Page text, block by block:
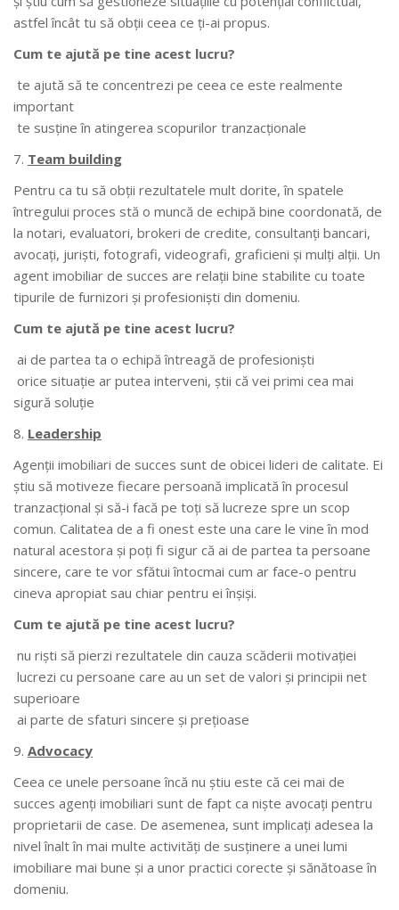
astfel încât tu să obţii ceea ce ţi-ai propus.
Cum te ajută pe tine acest lucru?
te ajută să te concentrezi pe ceea ce este realmente
important
te susţine în atingerea scopurilor tranzacţionale
Team building
Pentru ca tu să obţii rezultatele mult dorite, în spatele
întregului proces stă o muncă de echipă bine coordonată, de
la notari, evaluatori, brokeri de credite, consultanţi bancari,
avocaţi, jurişti, fotografi, videografi, graficieni şi mulţi alţii. Un
agent imobiliar de succes are relaţii bine stabilite cu toate
tipurile de furnizori şi profesionişti din domeniu.
Cum te ajută pe tine acest lucru?
ai de partea ta o echipă întreagă de profesionişti
orice situaţie ar putea interveni, ştii că vei primi cea mai
sigură soluţie
Leadership
Agenţii imobiliari de succes sunt de obicei lideri de calitate. Ei
ştiu să motiveze fiecare persoană implicată în procesul
tranzacţional şi să-i facă pe toţi să lucreze spre un scop
comun. Calitatea de a fi onest este una care le vine în mod
natural acestora şi poţi fi sigur că ai de partea ta persoane
sincere, care te vor sfătui întocmai cum ar face-o pentru
cineva apropiat sau chiar pentru ei înşişi.
Cum te ajută pe tine acest lucru?
nu rişti să pierzi rezultatele din cauza scăderii motivaţiei
lucrezi cu persoane care au un set de valori şi principii net
superioare
ai parte de sfaturi sincere şi preţioase
Advocacy
Ceea ce unele persoane încă nu ştiu este că cei mai de
succes agenţi imobiliari sunt de fapt ca nişte avocaţi pentru
proprietarii de case. De asemenea, sunt implicaţi adesea la
nivel înalt în mai multe activităţi de susţinere a unei lumi
imobiliare mai bune şi a unor practici corecte şi sănătoase în
domeniu.